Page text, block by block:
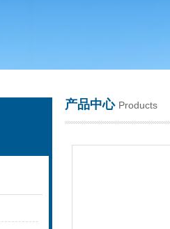
产品中心 Products